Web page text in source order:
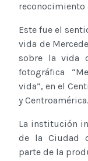
reconocimiento
Este fue el
vida de
sobre la vida
fotográfica
vida”, en el
y Centroamérica.
La institución
de la Ciudad
parte de la